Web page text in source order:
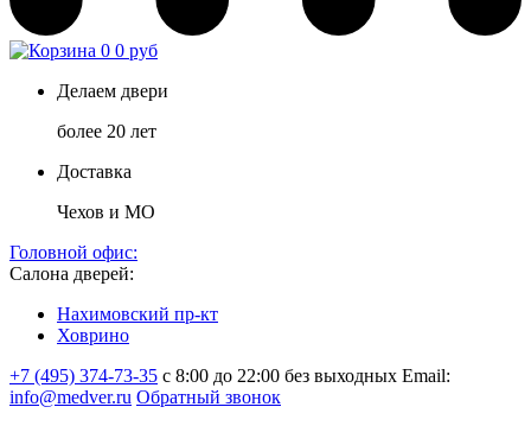
0 0 руб
Делаем двери
более 20 лет
Доставка
Чехов и МО
Головной офис:
Салона дверей:
Нахимовский пр-кт
Ховрино
+7 (495) 374-73-35 с 8:00 до 22:00 без выходных Email:
info@medver.ru Обратный звонок